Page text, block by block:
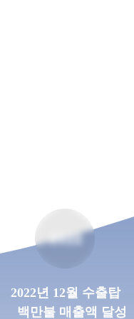
2022
2022년 12월 수출탑
백만불 매출액 달성